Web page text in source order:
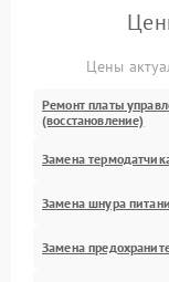
Цены
Ремонт платы
(восстановление)
Замена
Замена шнура
Замена